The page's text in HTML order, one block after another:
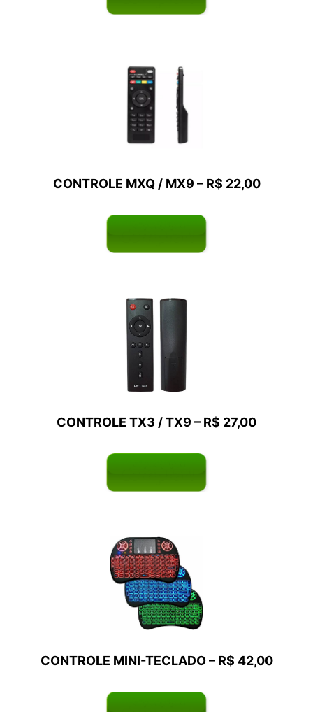
CONTROLE MXQ / MX9 – R$ 22,00
CONTROLE TX3 / TX9 – R$ 27,00
CONTROLE MINI-TECLADO – R$ 42,00